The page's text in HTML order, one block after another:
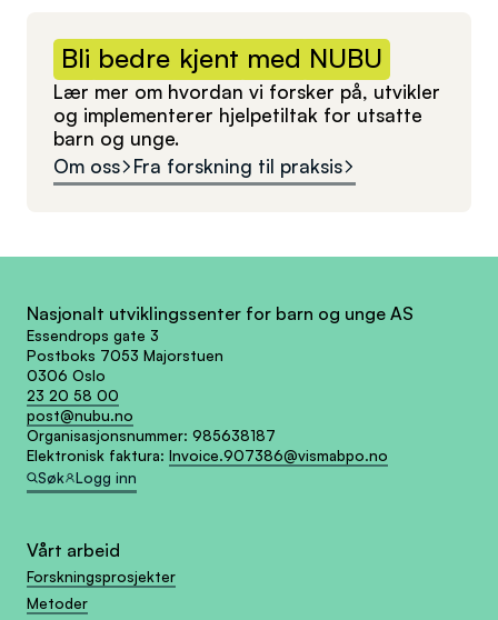
Bli bedre kjent med NUBU
Lær mer om hvordan vi forsker på, utvikler
og implementerer hjelpetiltak for utsatte
barn og unge.
Om oss
Fra forskning til praksis
Nasjonalt utviklingssenter for barn og unge AS
Essendrops gate 3
Postboks 7053 Majorstuen
0306 Oslo
23 20 58 00
post@nubu.no
Organisasjonsnummer: 985638187
Elektronisk faktura: Invoice.907386@vismabpo.no
Søk
Logg inn
Vårt arbeid
Forskningsprosjekter
Metoder